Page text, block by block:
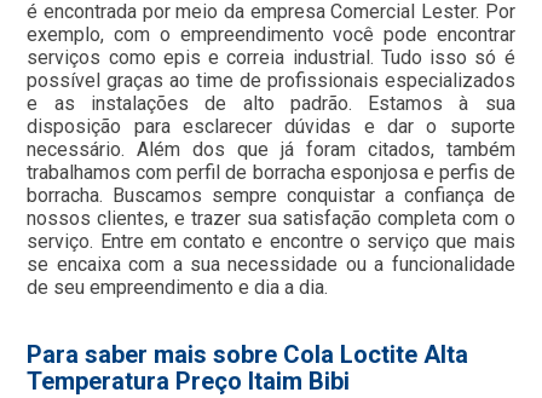
é encontrada por meio da empresa Comercial Lester. Por
exemplo, com o empreendimento você pode encontrar
serviços como epis e correia industrial. Tudo isso só é
possível graças ao time de profissionais especializados
e as instalações de alto padrão. Estamos à sua
disposição para esclarecer dúvidas e dar o suporte
necessário. Além dos que já foram citados, também
trabalhamos com perfil de borracha esponjosa e perfis de
borracha. Buscamos sempre conquistar a confiança de
nossos clientes, e trazer sua satisfação completa com o
serviço. Entre em contato e encontre o serviço que mais
se encaixa com a sua necessidade ou a funcionalidade
de seu empreendimento e dia a dia.
Para saber mais sobre Cola Loctite Alta
Temperatura Preço Itaim Bibi